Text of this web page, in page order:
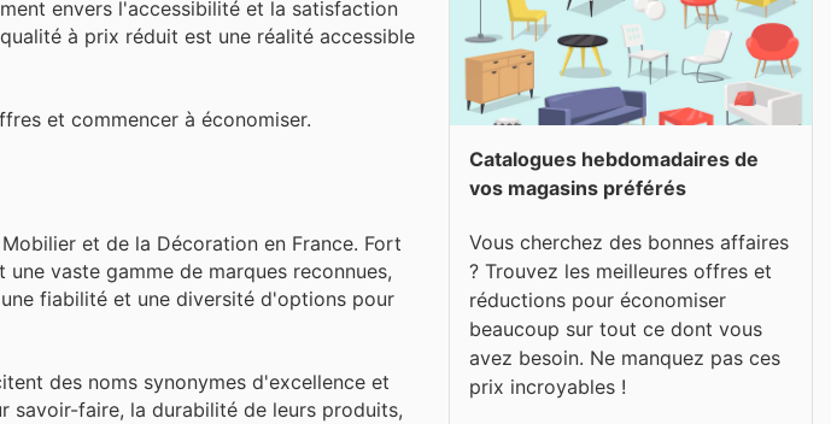
envers l'accessibilité et la satisfaction
à prix réduit est une réalité accessible
et commencer à économiser.
et de la Décoration en France. Fort
vaste gamme de marques reconnues,
fiabilité et une diversité d'options pour
des noms synonymes d'excellence et
savoir-faire, la durabilité de leurs produits,
Catalogues hebdomadaires de
vos magasins préférés
Vous cherchez des bonnes affaires
? Trouvez les meilleures offres et
réductions pour économiser
beaucoup sur tout ce dont vous
avez besoin. Ne manquez pas ces
prix incroyables !